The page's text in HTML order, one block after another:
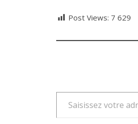
Post Views: 7 629
Saisissez votre